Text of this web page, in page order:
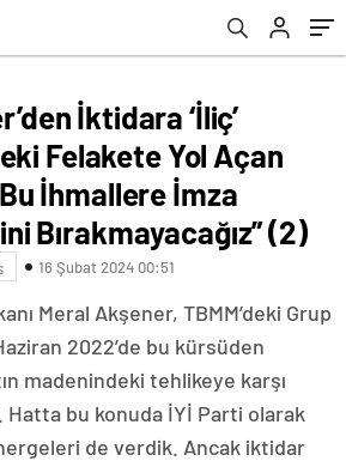
Peşini
İktidara ‘İliç’
Felakete Yol Açan
İhmallere İmza
Bırakmayacağız” (2)
16 Şubat 2024 00:51
Meral Akşener, TBMM’deki Grup
2022’de bu kürsüden
madenindeki tehlikeye karşı
Hatta bu konuda İYİ Parti olarak
de verdik. Ancak iktidar